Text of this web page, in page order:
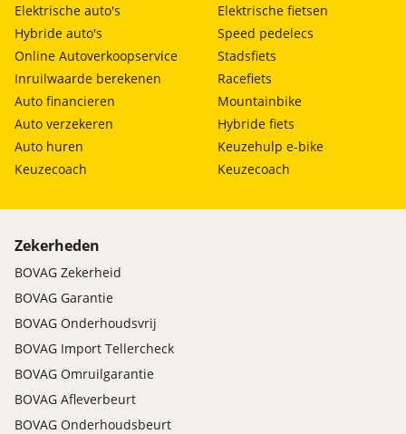
Elektrische auto's
Hybride auto's
Online Autoverkoopservice
Inruilwaarde berekenen
Auto financieren
Auto verzekeren
Auto huren
Keuzecoach
Elektrische fietsen
Speed pedelecs
Stadsfiets
Racefiets
Mountainbike
Hybride fiets
Keuzehulp e-bike
Keuzecoach
Zekerheden
BOVAG Zekerheid
BOVAG Garantie
BOVAG Onderhoudsvrij
BOVAG Import Tellercheck
BOVAG Omruilgarantie
BOVAG Afleverbeurt
BOVAG Onderhoudsbeurt